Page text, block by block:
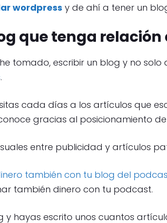
wordpress y de ahí a tener un
que tenga
tomado, escribir un blog y no
.
cada días a los artículos que
gracias al posicionamiento
entre publicidad y artículos
también con tu blog del
también dinero con tu podcast.
y hayas escrito unos cuantos